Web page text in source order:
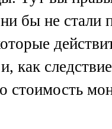
бы не стали
как